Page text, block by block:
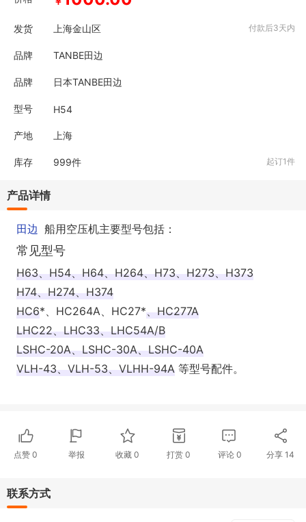
发货 上海金山区 付款后3天内
品牌 TANBE田边
品牌 日本TANBE田边
型号 H54
产地 上海
库存 999件 起订1件
产品详情
田边 船用空压机主要型号包括：
常见型号
H63、H54、H64、H264、H73、H273、H373
H74、H274、H374
HC6*‌、HC264A、HC27‌*、HC277A
LHC22、LHC33、LHC54A/B
LSHC-20A、LSHC-30A、LSHC-40A
VLH-43、VLH-53、VLHH-94A ‌ ‌等型号配件。
点赞 0 举报 收藏0 打赏 0 评论 0 分享14
联系方式